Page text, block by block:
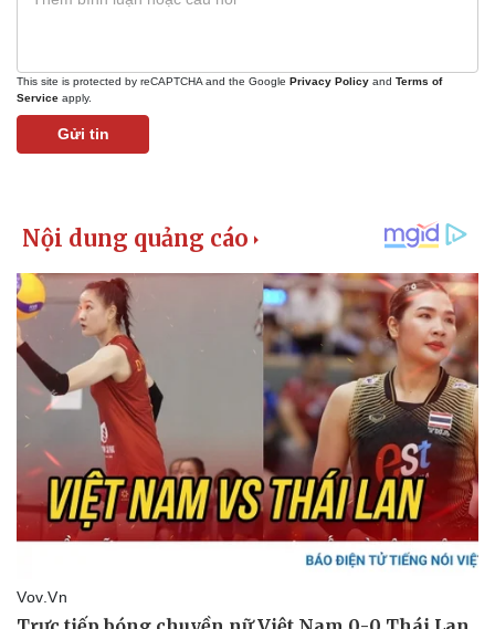
Bất động sản
Khởi nghiệp
Giá vàng
Tiêu dùng
Tỷ giá
Chứng khoán
Giá cà phê
This site is protected by reCAPTCHA and the Google Privacy Policy and Terms of
Service apply.
Gửi tin